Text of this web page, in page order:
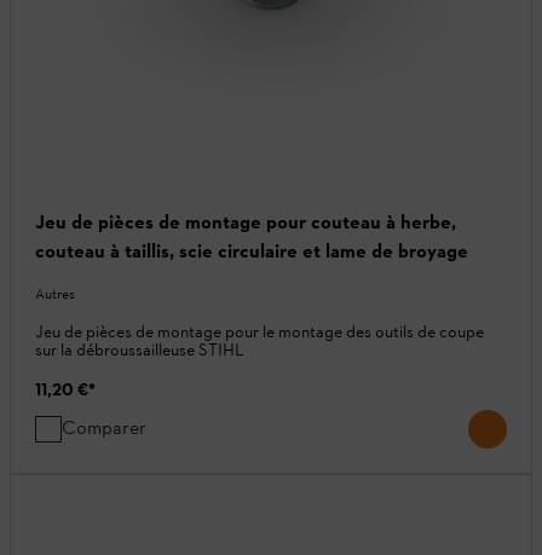
Jeu de pièces de montage pour couteau à herbe,
couteau à taillis, scie circulaire et lame de broyage
Autres
Jeu de pièces de montage pour le montage des outils de coupe
sur la débroussailleuse STIHL
11,20 €*
Comparer